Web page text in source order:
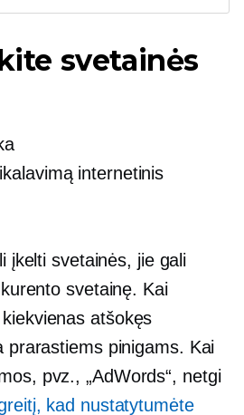
svetainės
internetinis
įkelti svetainės, jie gali
svetainę. Kai
atšokęs
prarastiems pinigams. Kai
pvz., „AdWords“, netgi
kad nustatytumėte